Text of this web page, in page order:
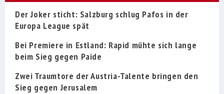
Der Joker sticht: Salzburg schlug Pafos in der
Europa League spät
Bei Premiere in Estland: Rapid mühte sich lange
beim Sieg gegen Paide
Zwei Traumtore der Austria-Talente bringen den
Sieg gegen Jerusalem